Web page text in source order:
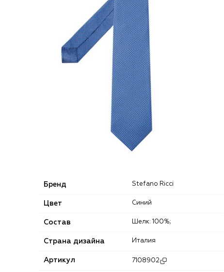
Бренд Stefano Ricci
Цвет Синий
Состав Шелк: 100%;
Страна дизайна Италия
Артикул 7108902